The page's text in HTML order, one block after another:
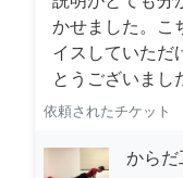
かせました。こ
イスしていただ
とうございまし
依頼されたチケット
からだ